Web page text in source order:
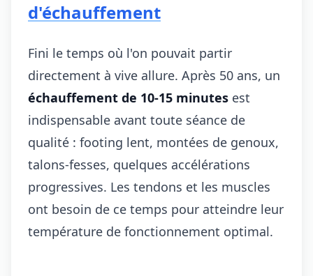
d'échauffement
Fini le temps où l'on pouvait partir
directement à vive allure. Après 50 ans, un
échauffement de 10-15 minutes est
indispensable avant toute séance de
qualité : footing lent, montées de genoux,
talons-fesses, quelques accélérations
progressives. Les tendons et les muscles
ont besoin de ce temps pour atteindre leur
température de fonctionnement optimal.